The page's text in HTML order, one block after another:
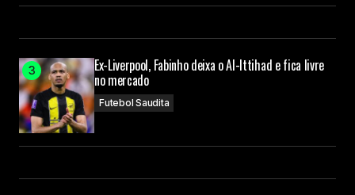
Ex-Liverpool, Fabinho deixa o Al-Ittihad e fica livre
no mercado
Futebol Saudita